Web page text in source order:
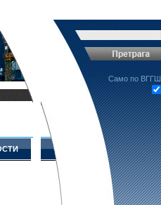
Само по ВГГШ